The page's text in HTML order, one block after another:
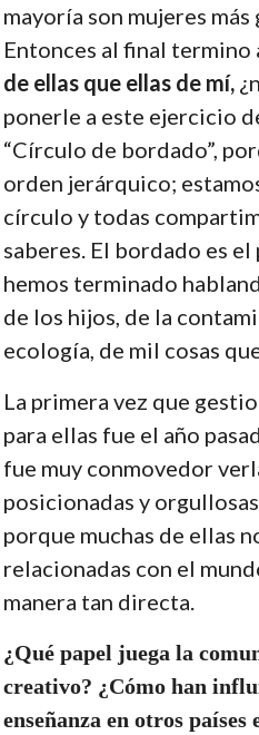
mayoría son mujeres más
Entonces al final termino
de ellas que ellas de mí,
ponerle a este ejercicio
“Círculo de bordado”,
orden jerárquico;
círculo y todas
saberes. El bordado es
hemos terminado
de los hijos, de la
ecología, de mil cosas
La primera vez que
para ellas fue el año
fue muy conmovedor
posicionadas y
porque muchas de ellas
relacionadas con el
manera tan directa.
¿Qué papel juega la
creativo? ¿Cómo han
enseñanza en otros países